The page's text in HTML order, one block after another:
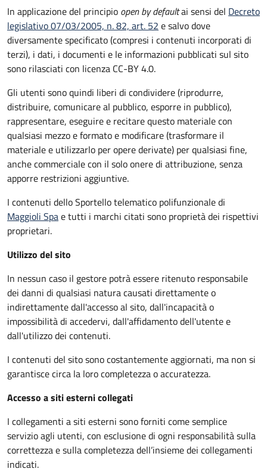
In applicazione del principio open by defaultai sensi del Decreto
legislativo 07/03/2005, n. 82, art. 52 e salvo dove
diversamente specificato (compresi i contenuti incorporati di
terzi), i dati, i documenti e le informazioni pubblicati sul sito
sono rilasciati con licenza CC-BY 4.0.
Gli utenti sono quindi liberi di condividere (riprodurre,
distribuire, comunicare al pubblico, esporre in pubblico),
rappresentare, eseguire e recitare questo materiale con
qualsiasi mezzo e formato e modificare (trasformare il
materiale e utilizzarlo per opere derivate) per qualsiasi fine,
anche commerciale con il solo onere di attribuzione, senza
apporre restrizioni aggiuntive.
I contenuti dello Sportello telematico polifunzionaledi
Maggioli Spae tutti i marchi citati sono proprietà dei rispettivi
proprietari.
Utilizzo del sito
In nessun caso il gestore potrà essere ritenuto responsabile
dei danni di qualsiasi natura causati direttamente o
indirettamente dall'accesso al sito, dall'incapacità o
impossibilità di accedervi, dall'affidamento dell'utente e
dall'utilizzo dei contenuti.
I contenuti del sito sono costantemente aggiornati, ma non si
garantisce circa la loro completezza o accuratezza.
Accesso a siti esterni collegati
I collegamenti a siti esterni sono forniti come semplice
servizio agli utenti, con esclusione di ogni responsabilità sulla
correttezza e sulla completezza dell’insieme dei collegamenti
indicati.